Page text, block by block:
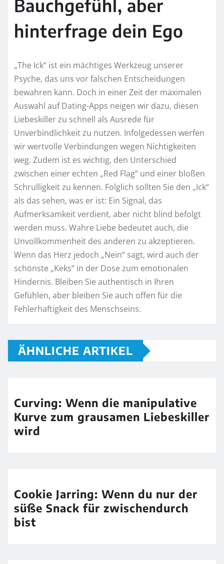
Bauchgefühl, aber
hinterfrage dein Ego
„The Ick“ ist ein mächtiges Werkzeug unserer
Psyche, das uns vor falschen Entscheidungen
bewahren kann. Doch in einer Zeit der maximalen
Auswahl auf Dating-Apps neigen wir dazu, diesen
Liebeskiller zu schnell als Ausrede für
Unverbindlichkeit zu nutzen. Infolgedessen werfen
wir wertvolle Verbindungen wegen Nichtigkeiten
weg. Zudem ist es wichtig, den Unterschied
zwischen einer echten „Red Flag“ und einer bloßen
Schrulligkeit zu kennen. Folglich sollten Sie den „Ick“
als das sehen, was er ist: Ein Signal, das
Aufmerksamkeit verdient, aber nicht blind befolgt
werden muss. Wahre Liebe bedeutet auch, die
Unvollkommenheit des anderen zu akzeptieren.
Wenn das Herz jedoch „Nein“ sagt, wird auch der
schönste „Keks“ in der Dose zum emotionalen
Hindernis. Bleiben Sie authentisch in Ihren
Gefühlen, aber bleiben Sie auch offen für die
Fehlerhaftigkeit des Menschseins.
ÄHNLICHE ARTIKEL
Curving: Wenn die manipulative
Kurve zum grausamen Liebeskiller
wird
Cookie Jarring: Wenn du nur der
süße Snack für zwischendurch
bist